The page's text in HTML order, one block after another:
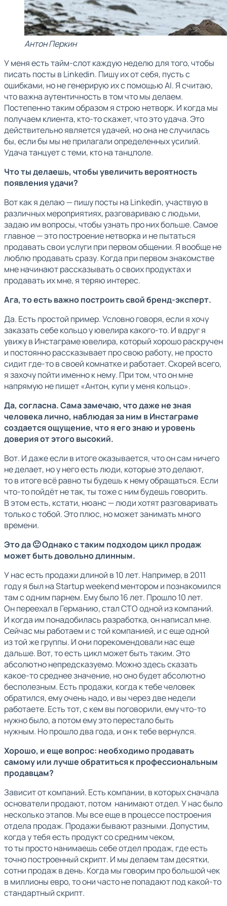
Антон Перкин
У меня есть тайм-слот каждую неделю для того, чтобы
писать посты в Linkedin. Пишу их от себя, пусть c
ошибками, но не генерирую их с помощью AI. Я считаю,
что важна аутентичность в том что мы делаем.
Постепенно таким образом я строю нетворк. И когда мы
получаем клиента, кто-то скажет, что это удача. Это
действительно является удачей, но она не случилась
бы, если бы мы не прилагали определенных усилий.
Удача танцует с теми, кто на танцполе.
Что ты делаешь, чтобы увеличить вероятность
появления удачи?
Вот как я делаю — пишу посты на Linkedin, участвую в
различных мероприятиях, разговариваю с людьми,
задаю им вопросы, чтобы узнать про них больше. Самое
главное — это построение нетворка и не пытаться
продавать свои услуги при первом общении. Я вообще не
люблю продавать сразу. Когда при первом знакомстве
мне начинают рассказывать о своих продуктах и
продавать их мне, я теряю интерес.
Ага, то есть важно построить свой бренд-эксперт.
Да. Есть простой пример. Условно говоря, если я хочу
заказать себе кольцо у ювелира какого-то. И вдруг я
увижу в Инстаграме ювелира, который хорошо раскручен
и постоянно рассказывает про свою работу, не просто
сидит где-то в своей комнатке и работает. Скорей всего,
я захочу пойти именно к нему. При том, что он мне
напрямую не пишет «Антон, купи у меня кольцо».
Да, согласна. Сама замечаю, что даже не зная
человека лично, наблюдая за ним в Инстаграме
создается ощущение, что я его знаю и уровень
доверия от этого высокий.
Вот. И даже если в итоге оказывается, что он сам ничего
не делает, но у него есть люди, которые это делают,
то в итоге всё равно ты будешь к нему обращаться. Если
что-то пойдёт не так, ты тоже с ним будешь говорить.
В этом есть, кстати, нюанс — люди хотят разговаривать
только с тобой. Это плюс, но может занимать много
времени.
Это да 🙂 Однако с таким подходом цикл продаж
может быть довольно длинным.
У нас есть продажи длиной в 10 лет. Например, в 2011
году я был на Startup weekend ментором и познакомился
там с одним парнем. Ему было 16 лет. Прошло 10 лет.
Он переехал в Германию, стал СТО одной из компаний.
И когда им понадобилась разработка, он написал мне.
Сейчас мы работаем и с той компанией, и с еще одной
из той же группы. И они порекомендовали нас еще
дальше. Вот, то есть цикл может быть таким. Это
абсолютно непредсказуемо. Можно здесь сказать
какое-то среднее значение, но оно будет абсолютно
бесполезным. Есть продажи, когда к тебе человек
обратился, ему очень надо, и вы через две недели
работаете. Есть тот, с кем вы поговорили, ему что-то
нужно было, а потом ему это перестало быть
нужным. Но прошло два года, и он к тебе вернулся.
Хорошо, и еще вопрос: необходимо продавать
самому или лучше обратиться к профессиональным
продавцам?
Зависит от компаний. Есть компании, в которых сначала
основатели продают, потом нанимают отдел. У нас было
несколько этапов. Мы все еще в процессе построения
отдела продаж. Продажи бывают разными. Допустим,
когда у тебя есть продукт со средним чеком,
то ты просто нанимаешь себе отдел продаж, где есть
точно построенный скрипт. И мы делаем там десятки,
сотни продаж в день. Когда мы говорим про большой чек
в миллионы евро, то они часто не попадают под какой-то
стандартный скрипт.